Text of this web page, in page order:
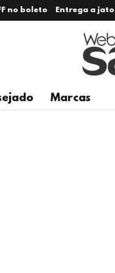
no boleto Entrega a jato
Marcas